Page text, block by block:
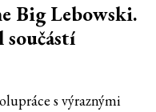
Big Lebowski.
součástí
s výraznými